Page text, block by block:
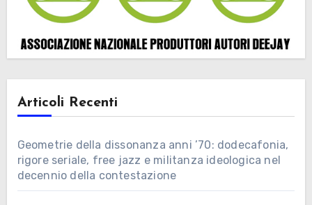
Articoli Recenti
Geometrie della dissonanza anni ’70: dodecafonia,
rigore seriale, free jazz e militanza ideologica nel
decennio della contestazione